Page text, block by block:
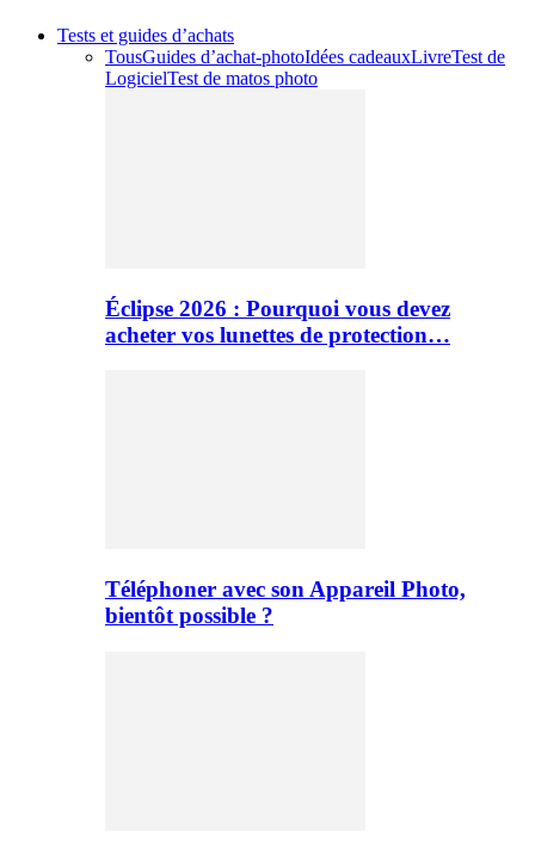
Tests et guides d’achats
TousGuides d’achat-photoIdées cadeauxLivreTest de
LogicielTest de matos photo
Éclipse 2026 : Pourquoi vous devez
acheter vos lunettes de protection…
Téléphoner avec son Appareil Photo,
bientôt possible ?